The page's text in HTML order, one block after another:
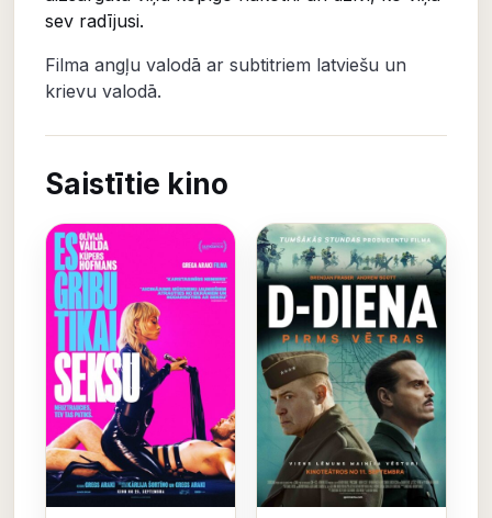
sev radījusi.
Filma angļu valodā ar subtitriem latviešu un
krievu valodā.
Saistītie kino